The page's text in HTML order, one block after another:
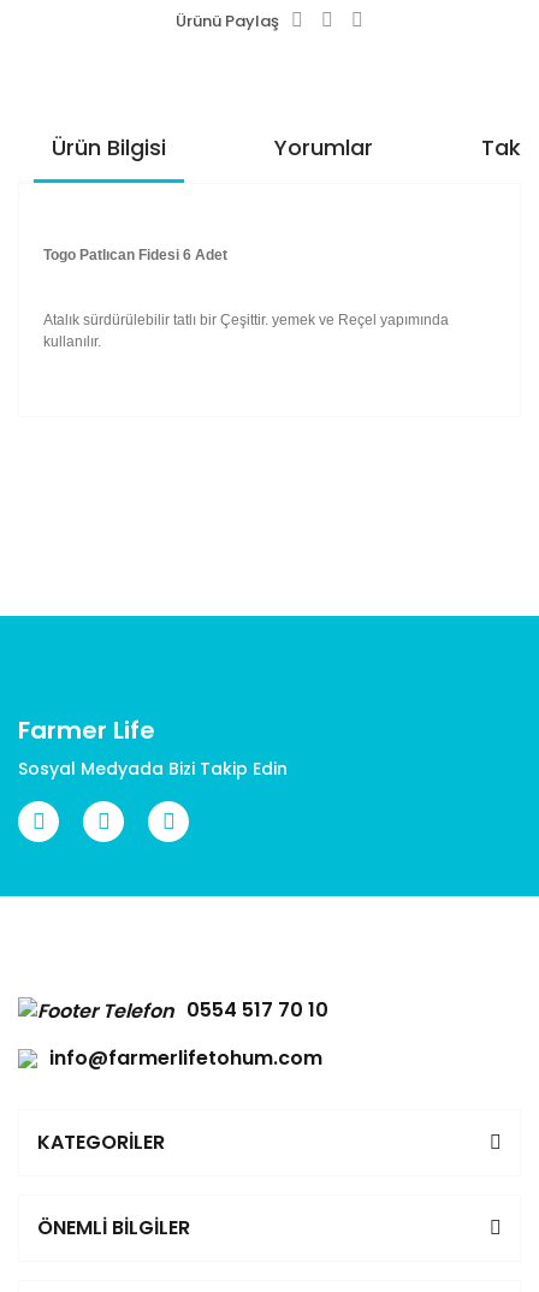
Ürünü Paylaş
Ürün Bilgisi Yorumlar
Togo Patlıcan Fidesi 6 Adet
Atalık sürdürülebilir tatlı bir Çeşittir. yemek ve Reçel yapımında
kullanılır.
Farmer Life
Sosyal Medyada Bizi Takip Edin
0554 517 70 10
info@farmerlifetohum.com
KATEGORİLER
ÖNEMLİ BİLGİLER